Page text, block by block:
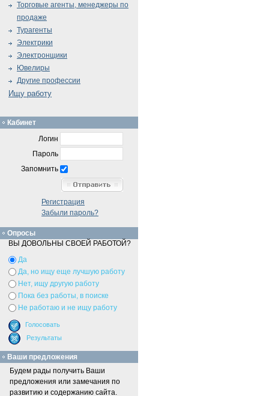
Торговые агенты, менеджеры по
продаже
Турагенты
Электрики
Электронщики
Ювелиры
Другие профессии
Ищу работу
Кабинет
Логин
Пароль
Запомнить
Регистрация
Забыли пароль?
Опросы
ВЫ ДОВОЛЬНЫ СВОЕЙ РАБОТОЙ?
Да
Да, но ищу еще лучшую работу
Нет, ищу другую работу
Пока без работы, в поиске
Не работаю и не ищу работу
Ваши предложения
Будем рады получить Ваши
предложения или замечания по
развитию и содержанию сайта.